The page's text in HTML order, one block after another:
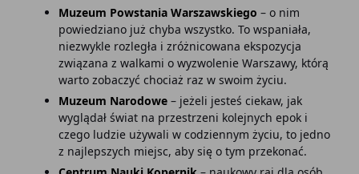
Muzeum Powstania Warszawskiego – o nim
powiedziano już chyba wszystko. To wspaniała,
niezwykle rozległa i zróżnicowana ekspozycja
związana z walkami o wyzwolenie Warszawy, którą
warto zobaczyć chociaż raz w swoim życiu.
Muzeum Narodowe– jeżeli jesteś ciekaw, jak
wyglądał świat na przestrzeni kolejnych epok i
czego ludzie używali w codziennym życiu, to jedno
z najlepszych miejsc, aby się o tym przekonać.